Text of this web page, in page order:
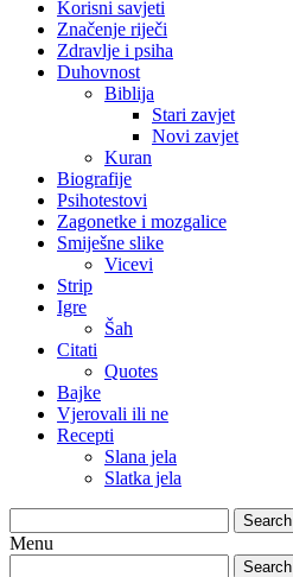
Korisni savjeti
Značenje riječi
Zdravlje i psiha
Duhovnost
Biblija
Stari zavjet
Novi zavjet
Kuran
Biografije
Psihotestovi
Zagonetke i mozgalice
Smiješne slike
Vicevi
Strip
Igre
Šah
Citati
Quotes
Bajke
Vjerovali ili ne
Recepti
Slana jela
Slatka jela
Search
Menu
Search